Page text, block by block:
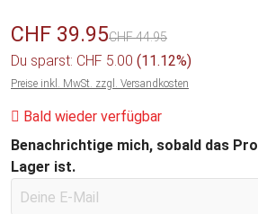
CHF 39.95CHF 44.95
Du sparst: CHF 5.00 (11.12%)
Preise inkl. MwSt. zzgl. Versandkosten
Bald wieder verfügbar
Benachrichtige mich, sobald das
Lager ist.